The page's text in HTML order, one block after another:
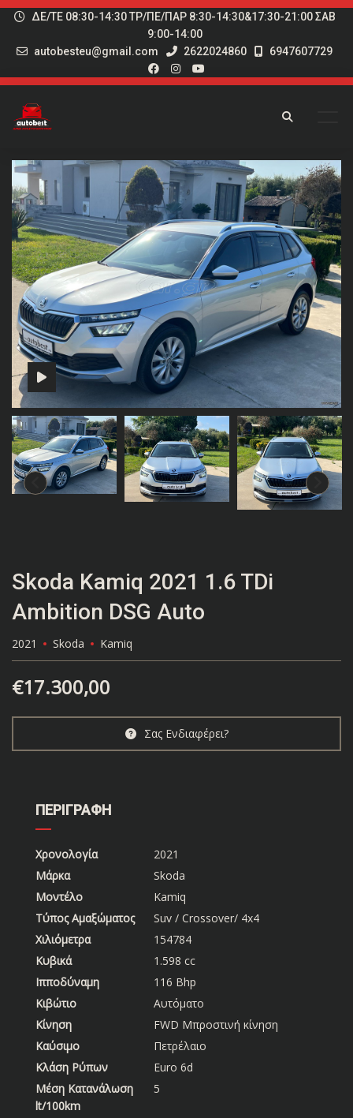
ΔΕ/ΤΕ 08:30-14:30 ΤΡ/ΠΕ/ΠΑΡ 8:30-14:30&17:30-21:00 ΣΑΒ
9:00-14:00
autobesteu@gmail.com
2622024860 6947607729
Skoda Kamiq 2021 1.6 TDi
Ambition DSG Auto
2021 Skoda Kamiq
€17.300,00
Σας Ενδιαφέρει?
ΠΕΡΙΓΡΑΦΗ
Χρονολογία
2021
Μάρκα
Skoda
Μοντέλο
Kamiq
Τύπος Αμαξώματος
Suv / Crossover/ 4x4
Χιλιόμετρα
154784
Κυβικά
1.598 cc
Ιπποδύναμη
116 Bhp
Κιβώτιο
Αυτόματο
Κίνηση
FWD Μπροστινή κίνηση
Καύσιμο
Πετρέλαιο
Κλάση Ρύπων
Euro 6d
Μέση Κατανάλωση
lt/100km
5